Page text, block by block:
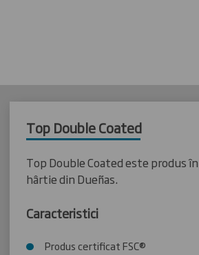
Top Double Coated
Top Double Coated este produs
hârtie din Dueñas.
Caracteristici
Produs certificat FSC®